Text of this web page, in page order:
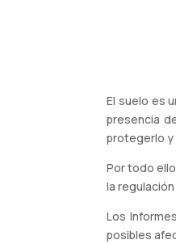
El suelo es
presencia
protegerlo y
Por todo
la
Los
posibles